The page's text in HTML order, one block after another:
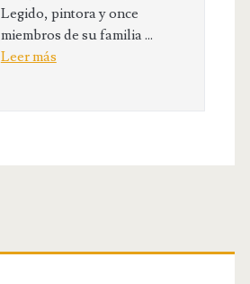
Legido, pintora y once
miembros de su familia ...
Leer más